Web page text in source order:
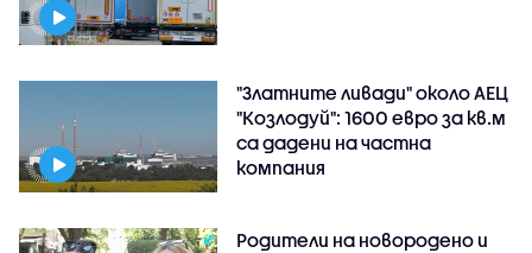
"Златните ливади" около АЕЦ
"Козлодуй": 1600 евро за кв.м
са дадени на частна
компания
Родители на новородено и